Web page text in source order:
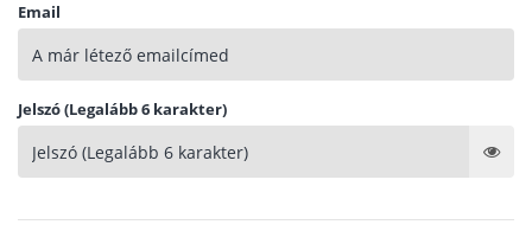
Email
Jelszó (Legalább 6 karakter)